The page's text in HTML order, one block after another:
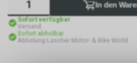
In den
Sofort verfügbar
Versand
Sofort abholbar
Abholung Lüscher Motor- & Bike World